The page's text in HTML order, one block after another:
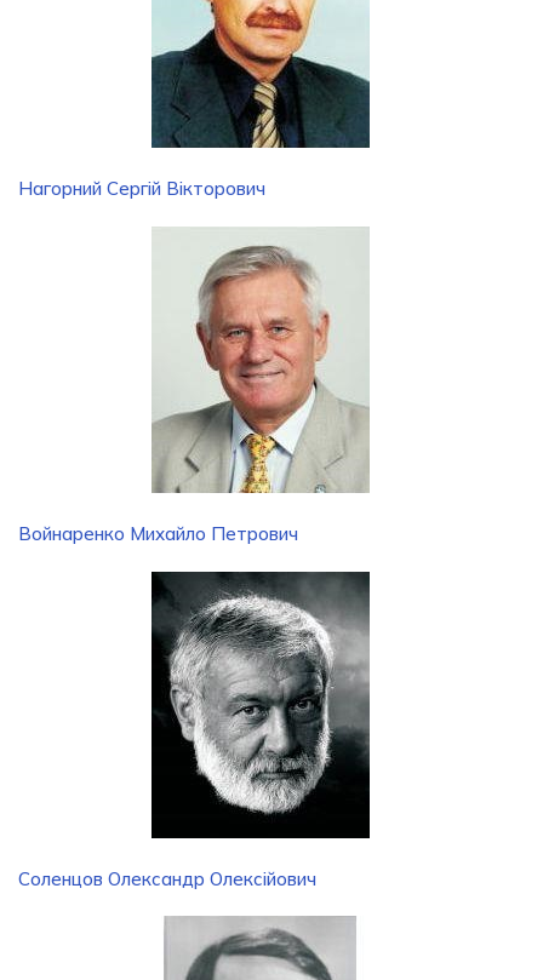
Нагорний Сергій Вікторович
Войнаренко Михайло Петрович
Соленцов Олександр Олексійович